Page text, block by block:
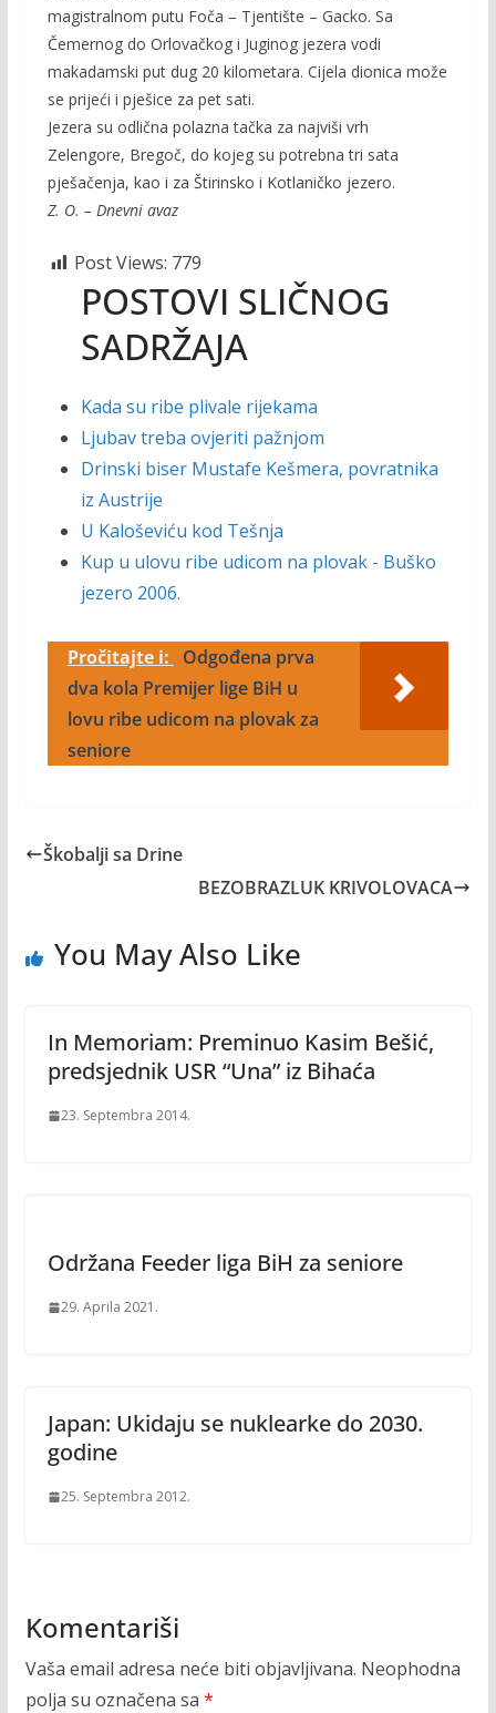
magistralnom putu Foča – Tjentište – Gacko. Sa
Čemernog do Orlovačkog i Juginog jezera vodi
makadamski put dug 20 kilometara. Cijela dionica može
se prijeći i pješice za pet sati.
Jezera su odlična polazna tačka za najviši vrh
Zelengore, Bregoč, do kojeg su potrebna tri sata
pješačenja, kao i za Štirinsko i Kotlaničko jezero.
Z. O. – Dnevni avaz
Post Views: 779
POSTOVI SLIČNOG
SADRŽAJA
Kada su ribe plivale rijekama
Ljubav treba ovjeriti pažnjom
Drinski biser Mustafe Kešmera, povratnika
iz Austrije
U Kaloševiću kod Tešnja
Kup u ulovu ribe udicom na plovak - Buško
jezero 2006.
Pročitajte i:
Odgođena prva
dva kola Premijer lige BiH u
lovu ribe udicom na plovak za
seniore
Škobalji sa Drine
BEZOBRAZLUK KRIVOLOVACA
You May Also Like
In Memoriam: Preminuo Kasim Bešić,
predsjednik USR “Una” iz Bihaća
23. Septembra 2014.
Održana Feeder liga BiH za seniore
29. Aprila 2021.
Japan: Ukidaju se nuklearke do 2030.
godine
25. Septembra 2012.
Komentariši
Vaša email adresa neće biti objavljivana. Neophodna
polja su označena sa *